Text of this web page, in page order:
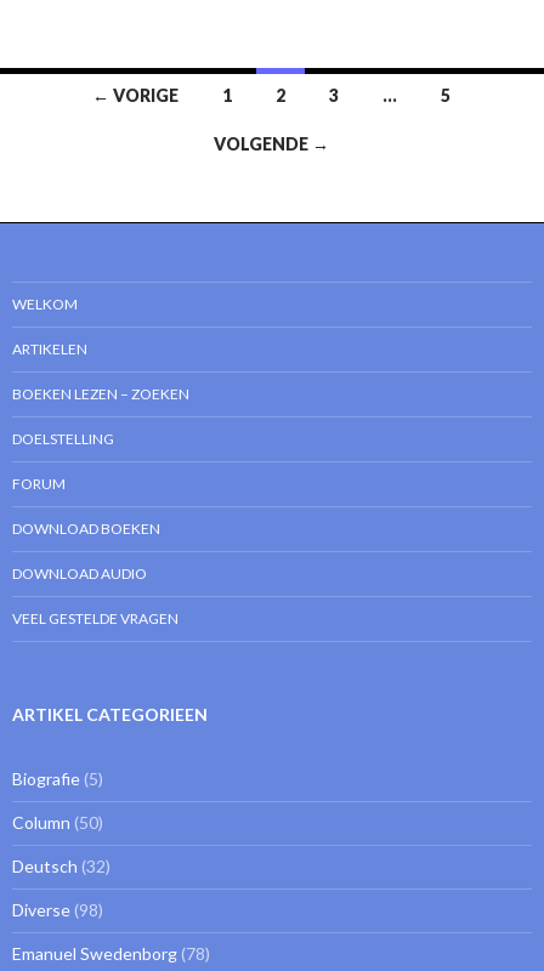
Bericht← VORIGE 1 2 3 … 5
VOLGENDE →
WELKOM
ARTIKELEN
BOEKEN LEZEN – ZOEKEN
DOELSTELLING
FORUM
DOWNLOAD BOEKEN
DOWNLOAD AUDIO
VEEL GESTELDE VRAGEN
ARTIKEL CATEGORIEEN
Biografie (5)
Column (50)
Deutsch (32)
Diverse (98)
Emanuel Swedenborg (78)